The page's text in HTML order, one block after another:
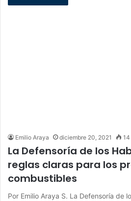
Emilio Araya diciembre 20, 2021 14
La Defensoría de los
reglas claras para los
combustibles
Por Emilio Araya S. La Defensoría de